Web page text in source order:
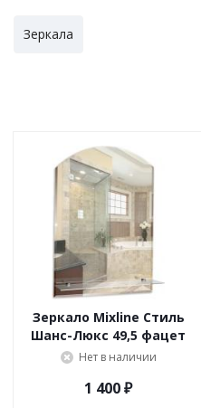
Зеркала
Зеркало Mixline Стиль
Шанс-Люкс 49,5 фацет
Нет в наличии
1 400₽